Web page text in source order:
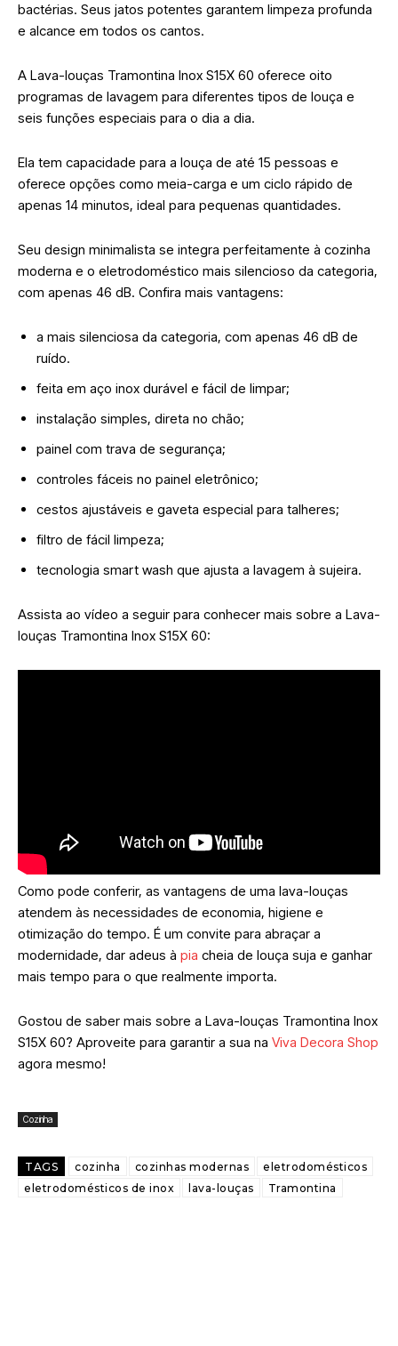
bactérias. Seus jatos potentes garantem limpeza profunda
e alcance em todos os cantos.
A Lava-louças Tramontina Inox S15X 60 oferece oito
programas de lavagem para diferentes tipos de louça e
seis funções especiais para o dia a dia.
Ela tem capacidade para a louça de até 15 pessoas e
oferece opções como meia-carga e um ciclo rápido de
apenas 14 minutos, ideal para pequenas quantidades.
Seu design minimalista se integra perfeitamente à cozinha
moderna e o eletrodoméstico mais silencioso da categoria,
com apenas 46 dB. Confira mais vantagens:
a mais silenciosa da categoria, com apenas 46 dB de
ruído.
feita em aço inox durável e fácil de limpar;
instalação simples, direta no chão;
painel com trava de segurança;
controles fáceis no painel eletrônico;
cestos ajustáveis e gaveta especial para talheres;
filtro de fácil limpeza;
tecnologia smart wash que ajusta a lavagem à sujeira.
Assista ao vídeo a seguir para conhecer mais sobre a Lava-
louças Tramontina Inox S15X 60:
Como pode conferir, as vantagens de uma lava-louças
atendem às necessidades de economia, higiene e
otimização do tempo. É um convite para abraçar a
modernidade, dar adeus à pia cheia de louça suja e ganhar
mais tempo para o que realmente importa.
Gostou de saber mais sobre a Lava-louças Tramontina Inox
S15X 60? Aproveite para garantir a sua na Viva Decora Shop
agora mesmo!
Cozinha
TAGS cozinha cozinhas modernas
eletrodomésticos
eletrodomésticos de inox
lava-louças Tramontina